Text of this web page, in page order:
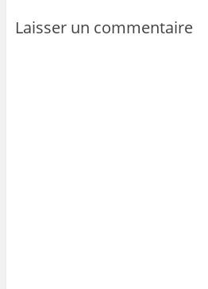
Laisser un commentaire